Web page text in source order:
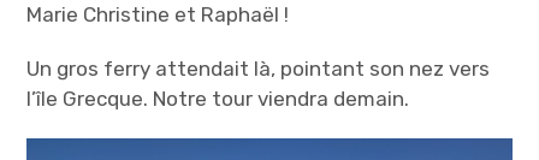
Marie Christine et Raphaël !
Un gros ferry attendait là, pointant son nez vers
l’île Grecque. Notre tour viendra demain.